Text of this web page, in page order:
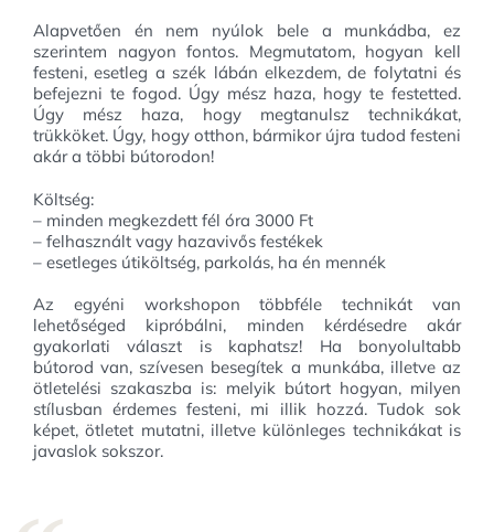
Alapvetően én nem nyúlok bele a munkádba, ez
szerintem nagyon fontos. Megmutatom, hogyan kell
festeni, esetleg a szék lábán elkezdem, de folytatni és
befejezni te fogod. Úgy mész haza, hogy te festetted.
Úgy mész haza, hogy megtanulsz technikákat,
trükköket. Úgy, hogy otthon, bármikor újra tudod festeni
akár a többi bútorodon!
Költség:
– minden megkezdett fél óra 3000 Ft
– felhasznált vagy hazavivős festékek
– esetleges útiköltség, parkolás, ha én mennék
Az egyéni workshopon többféle technikát van
lehetőséged kipróbálni, minden kérdésedre akár
gyakorlati választ is kaphatsz! Ha bonyolultabb
bútorod van, szívesen besegítek a munkába, illetve az
ötletelési szakaszba is: melyik bútort hogyan, milyen
stílusban érdemes festeni, mi illik hozzá. Tudok sok
képet, ötletet mutatni, illetve különleges technikákat is
javaslok sokszor.